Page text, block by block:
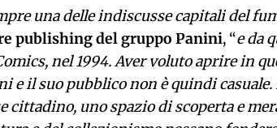
una delle indiscusse capitali del
publishing del gruppo Panini, “e da
nel 1994. Aver voluto aprire in
e il suo pubblico non è quindi
cittadino, uno spazio di scoperta e